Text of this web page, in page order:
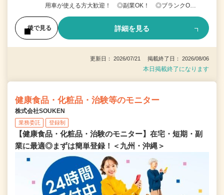
用車が使える方大歓迎！ ◎副業OK！ ◎ブランクO…
後で見る 詳細を見る
更新日： 2026/07/21 掲載終了日： 2026/08/06
本日掲載終了になります
健康食品・化粧品・治験等のモニター
株式会社SOUKEN
業務委託 登録制
【健康食品・化粧品・治験のモニター】在宅・短期・副
業に最適◎まずは簡単登録！＜九州・沖縄＞